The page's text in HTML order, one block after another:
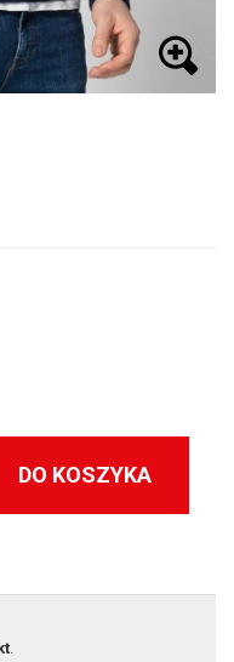
DO KOSZYKA
.